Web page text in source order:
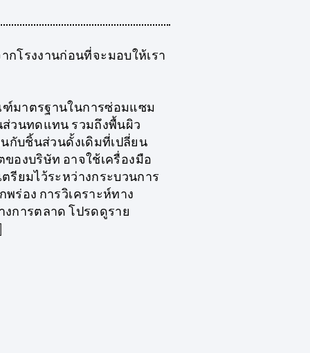
โรงงานก่อนที่จะมอบให้เรา
มาตรฐานในการซ่อมแซม
วนทดแทน รวมถึงพื้นผิว
กับชิ้นส่วนดั้งเดิมที่เปลี่ยน
องบริษัท อาจใช้เครื่องมือ
รียมไว้ระหว่างกระบวนการ
ร่อง การวิเคราะห์ทาง
การตลาด โปรดดูราย